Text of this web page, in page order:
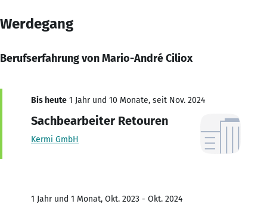
Werdegang
Berufserfahrung von Mario-André Ciliox
Bis heute 1 Jahr und 10 Monate, seit Nov. 2024
Sachbearbeiter Retouren
Kermi GmbH
1 Jahr und 1 Monat, Okt. 2023 - Okt. 2024